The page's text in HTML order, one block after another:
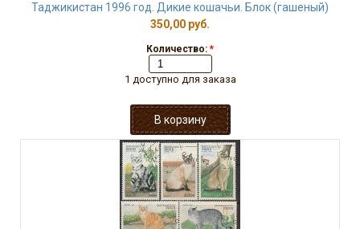
Таджикистан 1996 год. Дикие кошачьи. Блок (гашеный)
350,00 руб.
Количество: *
1 доступно для заказа